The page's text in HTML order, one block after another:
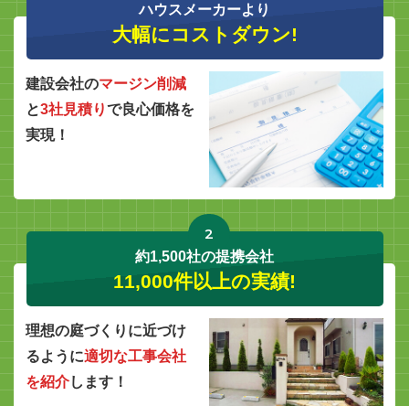
ハウスメーカーより
大幅にコストダウン!
建設会社のマージン削減
と3社見積りで良心価格を
実現！
2
約1,500社の提携会社
11,000件以上の実績!
理想の庭づくりに近づけ
るように適切な工事会社
を紹介します！